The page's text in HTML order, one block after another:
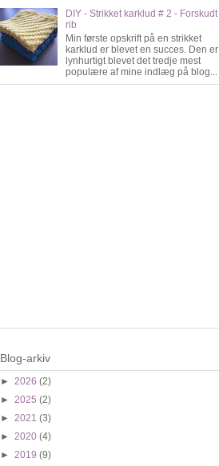
DIY - Strikket karklud # 2 - Forskudt
rib
Min første opskrift på en strikket
karklud er blevet en succes. Den er
lynhurtigt blevet det tredje mest
populære af mine indlæg på blog...
Blog-arkiv
► 2026 (2)
► 2025 (2)
► 2021 (3)
► 2020 (4)
► 2019 (9)